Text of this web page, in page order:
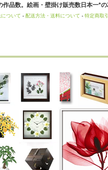
品数。絵画・壁掛け販売数日本一*
ついて - 配送方法・送料について - 特定商取